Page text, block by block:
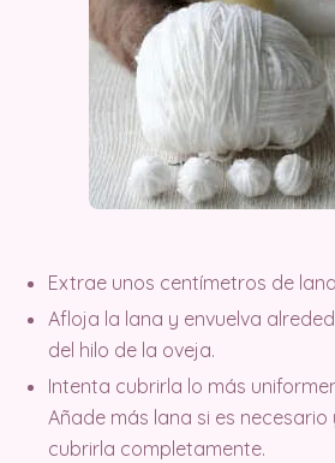
Extrae unos centímetros de
Afloja la lana y envuelva
del hilo de la oveja.
Intenta cubrirla lo más
Añade más lana si es
cubrirla completamente.